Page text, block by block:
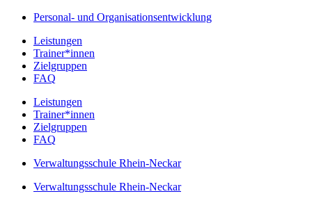
Personal- und Organisationsentwicklung
Leistungen
Trainer*innen
Zielgruppen
FAQ
Leistungen
Trainer*innen
Zielgruppen
FAQ
Verwaltungsschule Rhein-Neckar
Verwaltungsschule Rhein-Neckar